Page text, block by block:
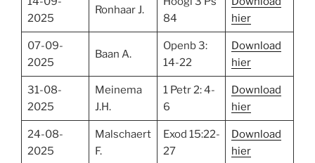
2025
Ronhaar J.
84
hier
07-09-
2025
Baan A.
Openb 3:
14-22
Download
hier
31-08-
2025
Meinema
J.H.
1 Petr 2: 4-
6
Download
hier
24-08-
2025
Malschaert
F.
Exod 15:22-
27
Download
hier